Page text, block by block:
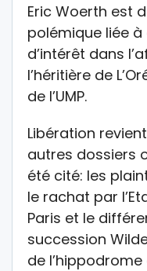
Eric Woerth est
polémique liée
d’intérêt dans
l’héritière de
de l’UMP.
Libération
autres dossiers
été cité: les
le rachat par
Paris et le
succession
de